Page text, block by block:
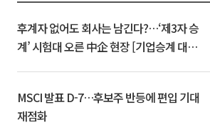
후계자 없어도 회사는 남긴다?…‘제3자 승
계’ 시험대 오른 中企 현장 [기업승계 대전
MSCI 발표 D-7…후보주 반등에 편입 기대
재점화